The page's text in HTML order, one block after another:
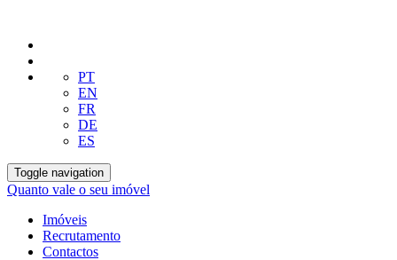
PT
EN
FR
DE
ES
Toggle navigation
Quanto vale o seu imóvel
Imóveis
Recrutamento
Contactos